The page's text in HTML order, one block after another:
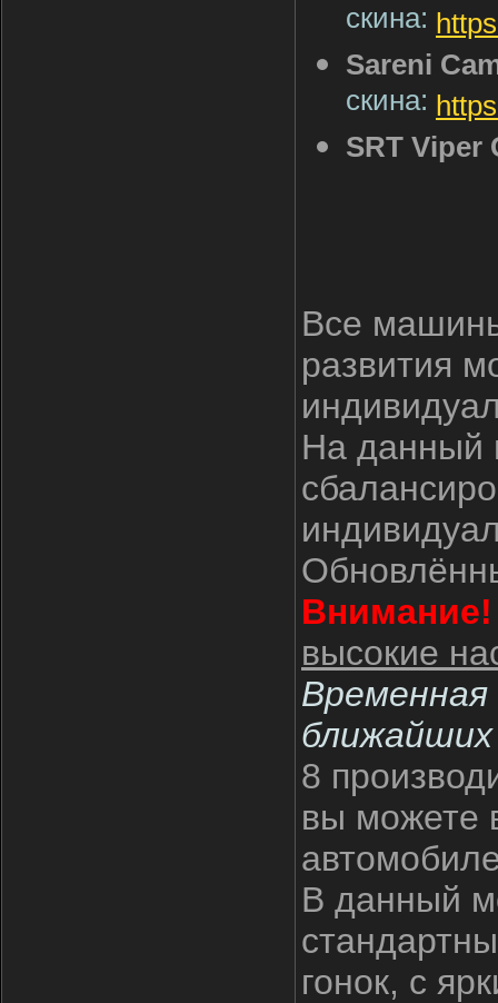
скина:
Sareni
скина:
SRT Viper
Все
развития
На данный
Внимание!
высокие
ближайших
8
вы можете
В данный
гонок, с